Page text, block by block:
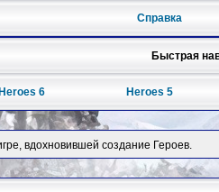
Справка
Быстрая
Heroes 6 Heroes 5
вдохновившей создание Героев.